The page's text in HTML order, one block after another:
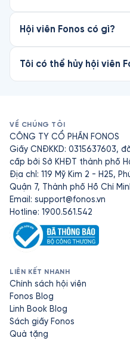
Hội viên Fonos có gì?
Tôi có thể hủy hội viên
VỀ CHÚNG TÔI
CÔNG TY CỔ PHẦN FONOS
Giấy CNĐKKD: 0315637603,
cấp bởi Sở KHĐT thành phố
Địa chỉ: 119 Mỹ Kim 2 - H25,
Quận 7, Thành phố Hồ Chí
Email: support@fonos.vn
Hotline: 1900.561.542
LIÊN KẾT NHANH
Chính sách hội viên
Fonos Blog
Linh Book Blog
Sách giấy Fonos
Quà tặng